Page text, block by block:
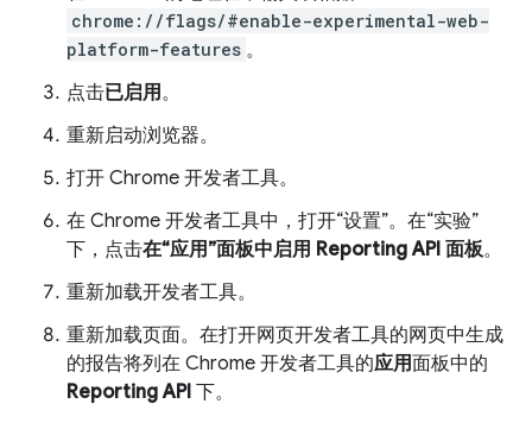
chrome://flags/#enable-experimental-web-
platform-features 。
点击已启用 。
重新启动浏览器。
打开 Chrome 开发者工具。
在 Chrome 开发者工具中，打开“设置”。在“实验”
下，点击在“应用”面板中启用 Reporting API 面板。
重新加载开发者工具。
重新加载页面。在打开网页开发者工具的网页中生成
的报告将列在 Chrome 开发者工具的应用面板中的
Reporting API 下。